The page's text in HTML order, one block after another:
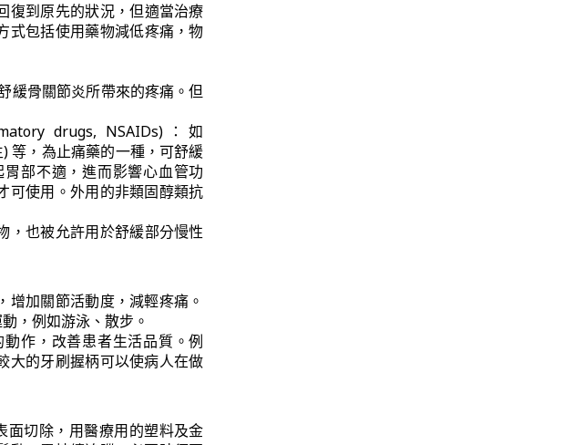
復到原先的狀況，但適當治療
式包括使用藥物減低疼痛，物
緩骨關節炎所帶來的疼痛。但
drugs, NSAIDs)：如
) 等，為止痛藥的一種，可舒緩
部不適，進而影響心血管功
可使用。外用的非類固醇類抗
，也被允許用於舒緩部分慢性
加關節活動度，減輕疼痛。
，例如游泳、散步。
作，改善患者生活品質。例
大的牙刷握柄可以使病人在做
切除，用醫療用的塑料及金